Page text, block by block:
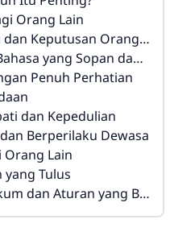
Orang Lain
Keputusan Orang Lain
yang Sopan dan Santun
Penuh Perhatian
dan Kepedulian
Berperilaku Dewasa
Orang Lain
Tulus
dan Aturan yang Berlaku